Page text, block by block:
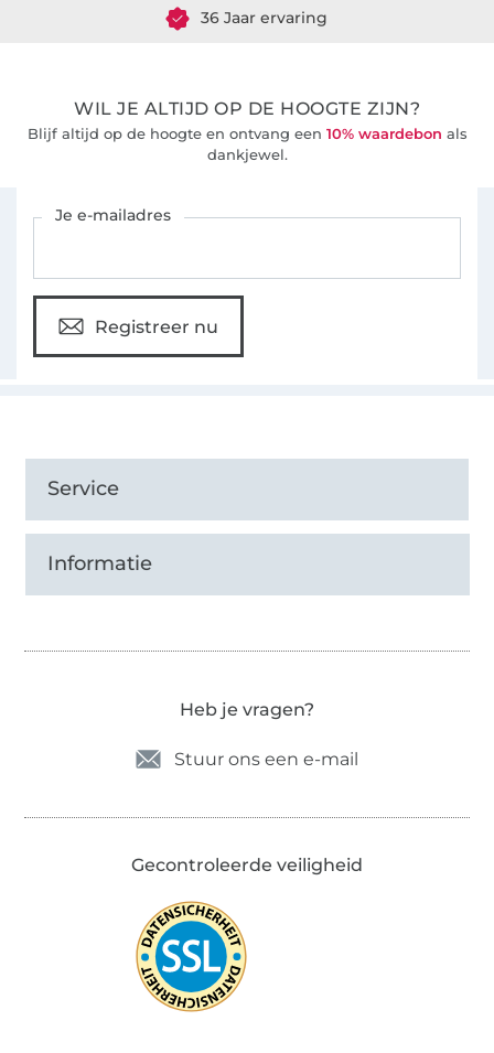
36 Jaar ervaring
WIL JE ALTIJD OP DE HOOGTE ZIJN?
Blijf altijd op de hoogte en ontvang een 10% waardebon als
dankjewel.
Je e-mailadres
Registreer nu
Service
Informatie
Heb je vragen?
Stuur ons een e-mail
Gecontroleerde veiligheid